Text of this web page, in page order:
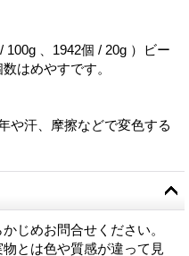
100g 、1942個 / 20g ）ビー
はめやすです。
や汗、摩擦などで変色する
じめお問合せください。
とは色や質感が違って見